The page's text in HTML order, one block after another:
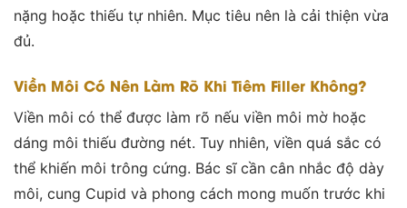
nặng hoặc thiếu tự nhiên. Mục tiêu nên là cải thiện vừa
đủ.
Viền Môi Có Nên Làm Rõ Khi Tiêm Filler Không?
Viền môi có thể được làm rõ nếu viền môi mờ hoặc
dáng môi thiếu đường nét. Tuy nhiên, viền quá sắc có
thể khiến môi trông cứng. Bác sĩ cần cân nhắc độ dày
môi, cung Cupid và phong cách mong muốn trước khi